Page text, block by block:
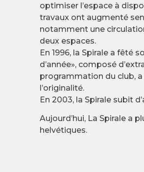
optimiser l’espace à
travaux ont augmenté
notamment une
deux espaces.
En 1996, la Spirale a fêté
d’année», composé
programmation du club,
l’originalité.
En 2003, la Spirale subit
Aujourd’hui, La Spirale a
helvétiques.